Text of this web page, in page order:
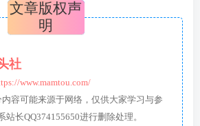
文章版权声
明
社
www.mamtou.com/
容可能来源于网络，仅供大家学习与参
长QQ374155650进行删除处理。